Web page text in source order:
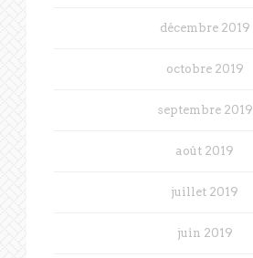
décembre 2019
octobre 2019
septembre 2019
août 2019
juillet 2019
juin 2019